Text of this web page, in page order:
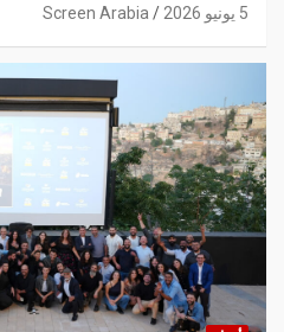
5 يونيو 2026 Screen Arabia